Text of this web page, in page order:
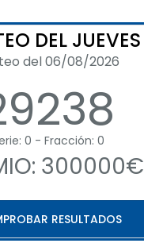
DEL JUEVES
del 06/08/2026
0 - Fracción: 0
300000€
RESULTADOS